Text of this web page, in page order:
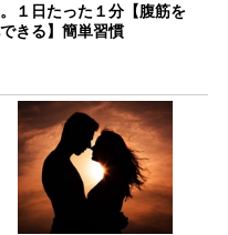
１日たった１分【腹筋を
きる】簡単習慣